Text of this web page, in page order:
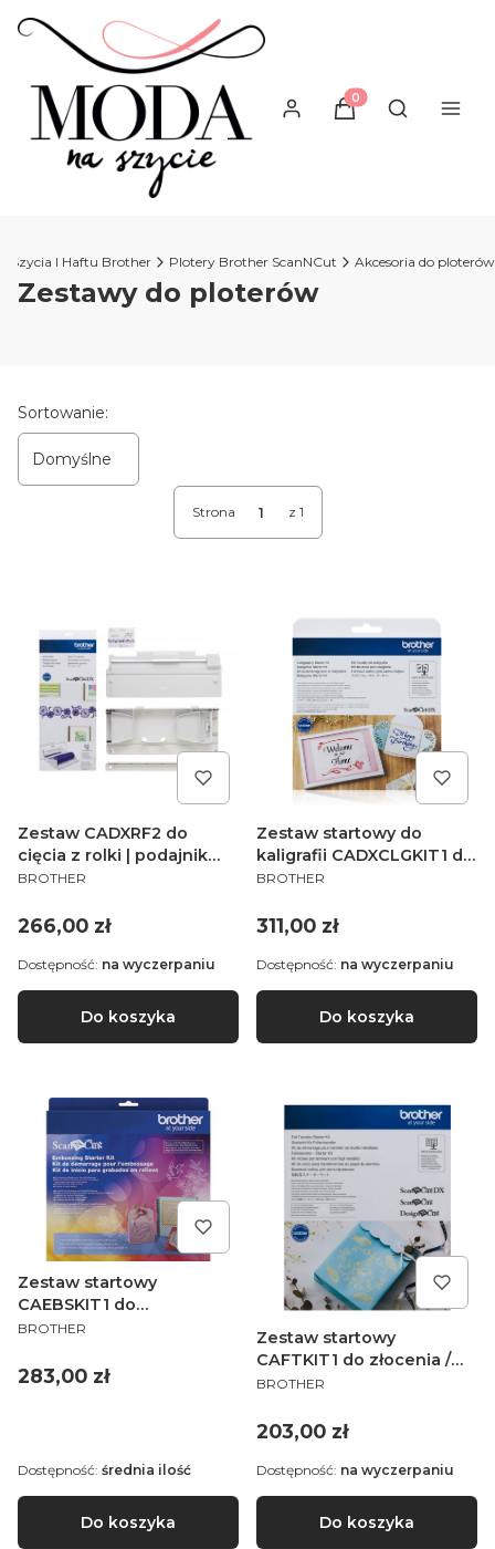
Produkty w
Otwórz
Szycia I Haftu Brother Plotery Brother ScanNCut Akcesoria do ploterów
Zestawy do ploterów
Lista produktów
Sortowanie:
Domyślne
Strona z 1
Zestaw CADXRF2 do
cięcia z rolki | podajnik
rolkowy do SDX
PRODUCENT
BROTHER
Cena
266,00 zł
Do koszyka
Dostępność: na wyczerpaniu
Zestaw startowy do
kaligrafii CADXCLGKIT1 do
ploterów Brother
PRODUCENT
BROTHER
Cena
311,00 zł
Do koszyka
Dostępność: na wyczerpaniu
Zestaw startowy
CAEBSKIT1 do
wytłaczania / embossingu
ScanNCut
PRODUCENT
BROTHER
Cena
283,00 zł
Do koszyka
Dostępność: średnia ilość
Zestaw startowy
CAFTKIT1 do złocenia /
foliowania do ploterów
PRODUCENT
BROTHER
Cena
203,00 zł
Do koszyka
Dostępność: na wyczerpaniu